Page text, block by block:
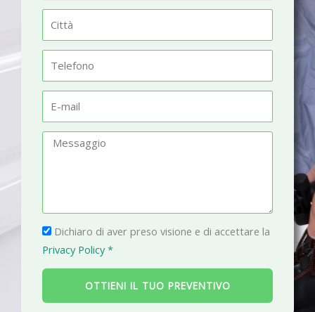
m
t
à
l
fm
a
g
g
i
P
r
i
a
Dichiaro di aver preso visione e di accettare la
Privacy Policy *
OTTIENI IL TUO PREVENTIVO